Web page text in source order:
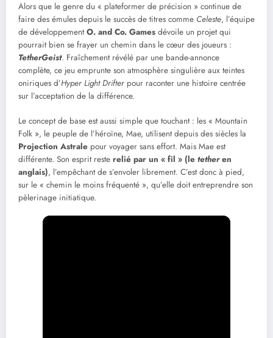
Alors que le genre du « plateformer de précision » continue de
faire des émules depuis le succès de titres comme Celeste, l’équipe
de développementO. and Co. Games dévoile un projet qui
pourrait bien se frayer un chemin dans le cœur des joueurs :
TetherGeist. Fraîchement révélé par une bande-annonce
complète, ce jeu emprunte son atmosphère singulière aux teintes
oniriques d’Hyper Light Drifter pour raconter une histoire centrée
sur l’acceptation de la différence.
Le concept de base est aussi simple que touchant : les « Mountain
Folk », le peuple de l’héroïne, Mae, utilisent depuis des siècles la
Projection Astrale pour voyager sans effort. Mais Mae est
différente. Son esprit reste relié par un « fil » (le tetheren
anglais), l’empêchant de s’envoler librement. C’est donc à pied,
sur le « chemin le moins fréquenté », qu’elle doit entreprendre son
pèlerinage initiatique.